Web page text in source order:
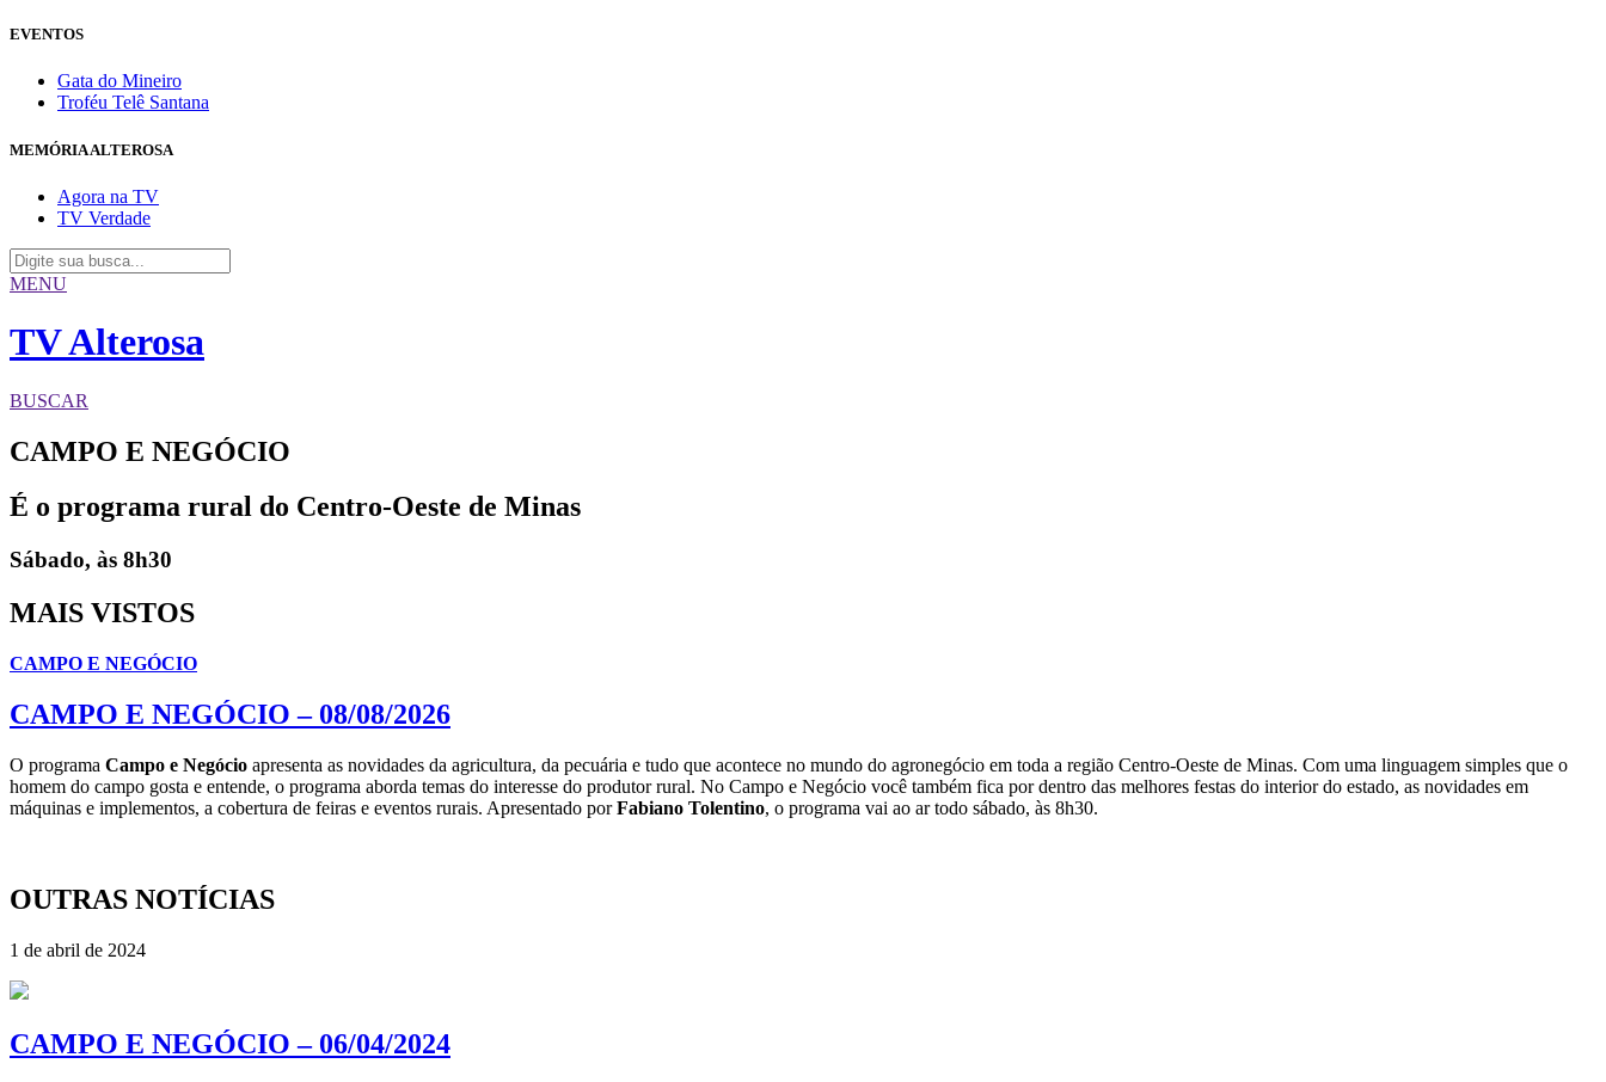
EVENTOS
Gata do Mineiro
Troféu Telê Santana
MEMÓRIA ALTEROSA
Agora na TV
TV Verdade
MENU
TV Alterosa
BUSCAR
CAMPO E NEGÓCIO
É o programa rural do Centro-Oeste de Minas
Sábado, às 8h30
MAIS VISTOS
CAMPO E NEGÓCIO
CAMPO E NEGÓCIO – 08/08/2026
O programa Campo e Negócio apresenta as novidades da agricultura, da pecuária e tudo que acontece no mundo do agronegócio em toda a região Centro-Oeste de Minas. Com uma linguagem simples que o
homem do campo gosta e entende, o programa aborda temas do interesse do produtor rural. No Campo e Negócio você também fica por dentro das melhores festas do interior do estado, as novidades em
máquinas e implementos, a cobertura de feiras e eventos rurais. Apresentado porFabiano Tolentino, o programa vai ao ar todo sábado, às 8h30.
OUTRAS NOTÍCIAS
1 de abril de 2024
CAMPO E NEGÓCIO – 06/04/2024